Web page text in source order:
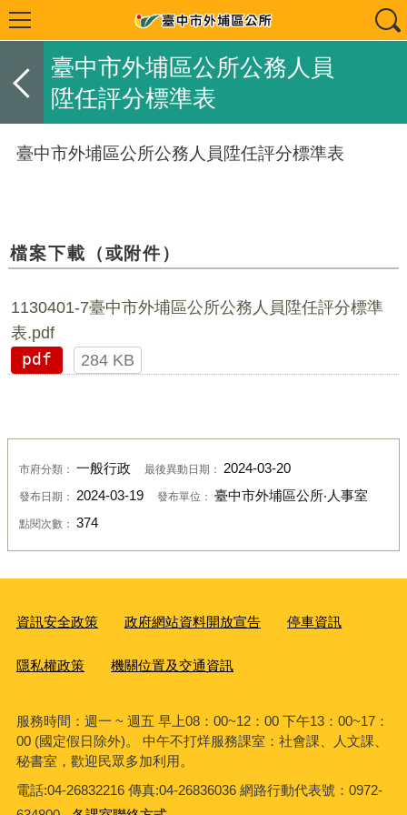
臺中市外埔區公所公務人員
陞任評分標準表
臺中市外埔區公所公務人員陞任評分標準表
檔案下載（或附件）
1130401-7臺中市外埔區公所公務人員陞任評分標準
表.pdf
pdf
284 KB
市府分類： 一般行政 最後異動日期： 2024-03-20
發布日期： 2024-03-19 發布單位： 臺中市外埔區公所‧人事室
點閱次數： 374
資訊安全政策 政府網站資料開放宣告 停車資訊
隱私權政策 機關位置及交通資訊
服務時間：週一 ~ 週五 早上08：00~12：00 下午13：00~17：
00 (國定假日除外)。 中午不打烊服務課室：社會課、人文課、
秘書室，歡迎民眾多加利用。
電話:04-26832216 傳真:04-26836036 網路行動代表號：0972-